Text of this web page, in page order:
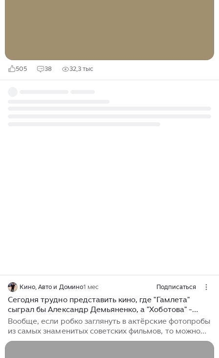
505 38 32,3 тыс
Кино, Авто и Домино1 мес Подписаться
Сегодня трудно представить кино, где "Гамлета"
сыграл бы Александр Демьяненко, а "Хоботова" -
Геннадий Хазанов.
Вообще, если робко заглянуть в актёрские фотопробы
из самых знаменитых советских фильмов, то можно
лишь картинно "развести руки в стороны", настолько